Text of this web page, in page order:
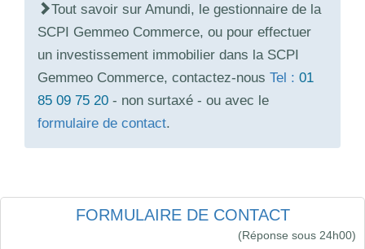
Tout savoir sur Amundi, le gestionnaire de la
SCPI Gemmeo Commerce, ou pour effectuer
un investissement immobilier dans la SCPI
Gemmeo Commerce, contactez-nous Tel : 01
85 09 75 20 - non surtaxé - ou avec le
formulaire de contact.
FORMULAIRE DE CONTACT
(Réponse sous 24h00)